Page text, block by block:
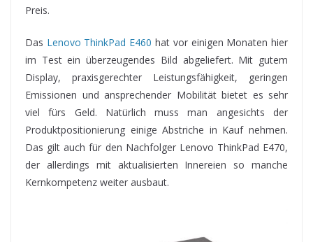
Preis.
Das Lenovo ThinkPad E460 hat vor einigen Monaten hier
im Test ein überzeugendes Bild abgeliefert. Mit gutem
Display, praxisgerechter Leistungsfähigkeit, geringen
Emissionen und ansprechender Mobilität bietet es sehr
viel fürs Geld. Natürlich muss man angesichts der
Produktpositionierung einige Abstriche in Kauf nehmen.
Das gilt auch für den Nachfolger Lenovo ThinkPad E470,
der allerdings mit aktualisierten Innereien so manche
Kernkompetenz weiter ausbaut.